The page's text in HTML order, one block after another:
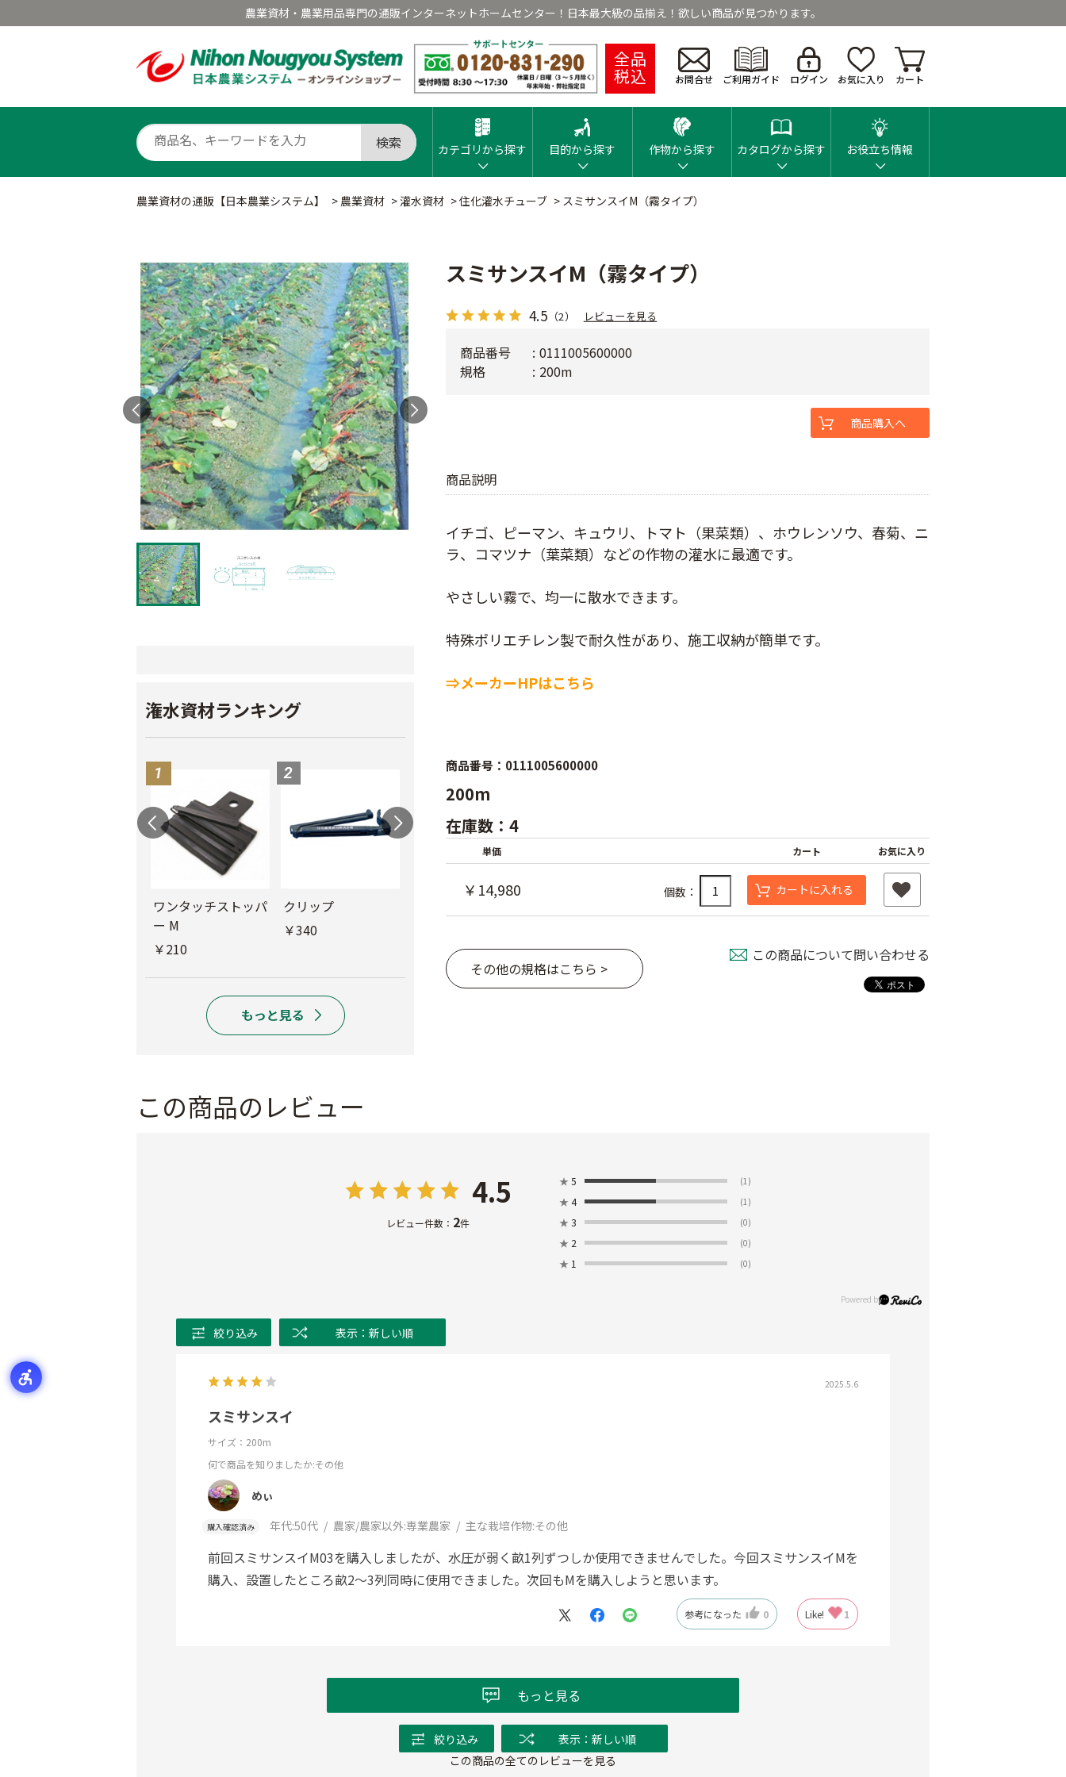
農業資材・農業用品専門の通販インターネットホームセンター！日本最大級の品揃え！欲しい商品が見つかります。
全品
税込 お問合せ ご利用ガイド ログイン お気に入り カート
検索 カテゴリから探す 目的から探す 作物から探す カタログから探す お役立ち情報
農業資材の通販【日本農業システム】 > 農業資材 >灌水資材 >住化灌水チューブ > スミサンスイM（霧タイプ）
潅水資材ランキング
ワンタッチストッパ
ー M
￥210
クリップ
￥340
￥380
ワンタッチニップル
チューブフィルター
￥440
スミサンスイM（霧タイプ）
4.5 （2） レビューを見る
商品説明
イチゴ、ピーマン、キュウリ、トマト（果菜類）、ホウレンソウ、春菊、ニ
ラ、コマツナ（葉菜類）などの作物の灌水に最適です。
やさしい霧で、均一に散水できます。
特殊ポリエチレン製で耐久性があり、施工収納が簡単です。
⇒メーカーHPはこちら
商品番号
0111005600000
規格
200m
商品購入へ
商品番号：0111005600000
200m
在庫数：4
単価 カート お気に入り
￥14,980 個数： カートに入れる
その他の規格はこちら >
この商品について問い合わせる
この商品のレビュー
4.5
レビュー件数： 2件
★ 5 (1)
★ 4 (1)
★ 3 (0)
★ 2 (0)
★ 1 (0)
絞り込み 表示：新しい順
2025.5.6
スミサンスイ
サイズ：200m
何で商品を知りましたか:その他
めぃ
購入確認済み 年代:50代 農家/農家以外:専業農家 主な栽培作物:その他
前回スミサンスイM03を購入しましたが、水圧が弱く畝1列ずつしか使用できませんでした。今回スミサンスイMを
購入、設置したところ畝2〜3列同時に使用できました。次回もMを購入しようと思います。
参考になった 0 Like! 1
もっと見る
絞り込み
表示：新しい順
この商品の全てのレビューを見る